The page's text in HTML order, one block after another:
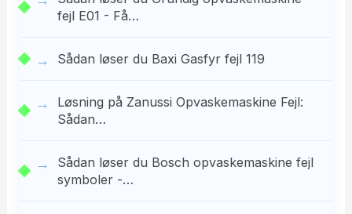
fejl E01 - Få…
Sådan løser du Baxi Gasfyr fejl 119
Løsning på Zanussi Opvaskemaskine Fejl:
Sådan…
Sådan løser du Bosch opvaskemaskine fejl
symboler -…